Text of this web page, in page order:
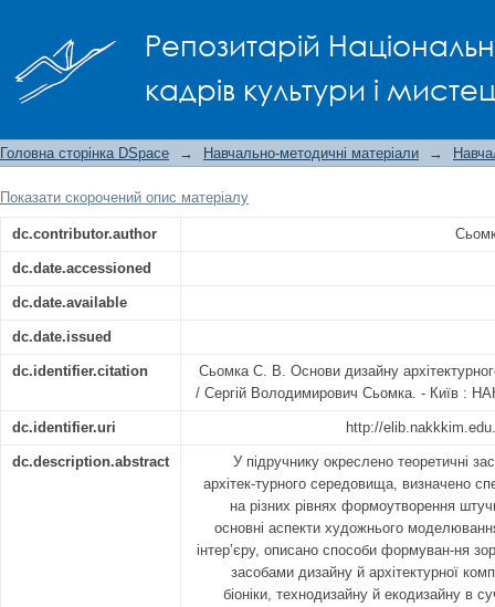
Репозитарій
кадрів культури і
Головна сторінка DSpace → Навчально-методичні матеріали →
Показати скорочений опис матеріалу
dc.contributor.author
dc.date.accessioned
dc.date.available
dc.date.issued
dc.identifier.citation
Сьомка С. В. Основи дизайну
/ Сергій Володимирович Сьомка. - Київ :
dc.identifier.uri http://
dc.description.abstract
У підручнику окреслено теоретичні
архітек-турного середовища, визначено
на різних рівнях формоутворення
основні аспекти художнього
інтер’єру, описано способи формуван-ня
засобами дизайну й архітектурної
біоніки, технодизайну й екодизайну в